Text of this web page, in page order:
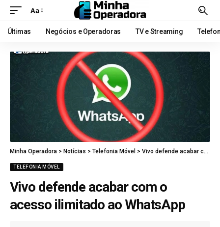
Aa
Últimas Negócios e Operadoras TV e Streaming
Minha Operadora > Notícias > Telefonia Móvel > Vivo defende acabar com o acesso ilimitado ao WhatsApp
TELEFONIA MÓVEL
Vivo defende acabar com o
acesso ilimitado ao WhatsApp